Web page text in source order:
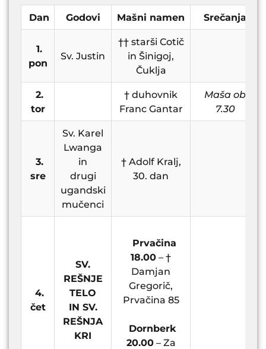
Dan Godovi Mašni namen Srečanja
1.
pon
Sv. Justin
†† starši Cotič
in Šinigoj,
Čuklja
2.
tor
† duhovnik
Franc Gantar
Maša ob
7.30
3.
sre
Sv. Karel
Lwanga
in
drugi
ugandski
mučenci
† Adolf Kralj,
30. dan
4.
čet
SV.
REŠNJE
TELO
IN SV.
REŠNJA
KRI
Prvačina
18.00 – †
Damjan
Gregorič,
Prvačina 85
Dornberk
20.00– Za